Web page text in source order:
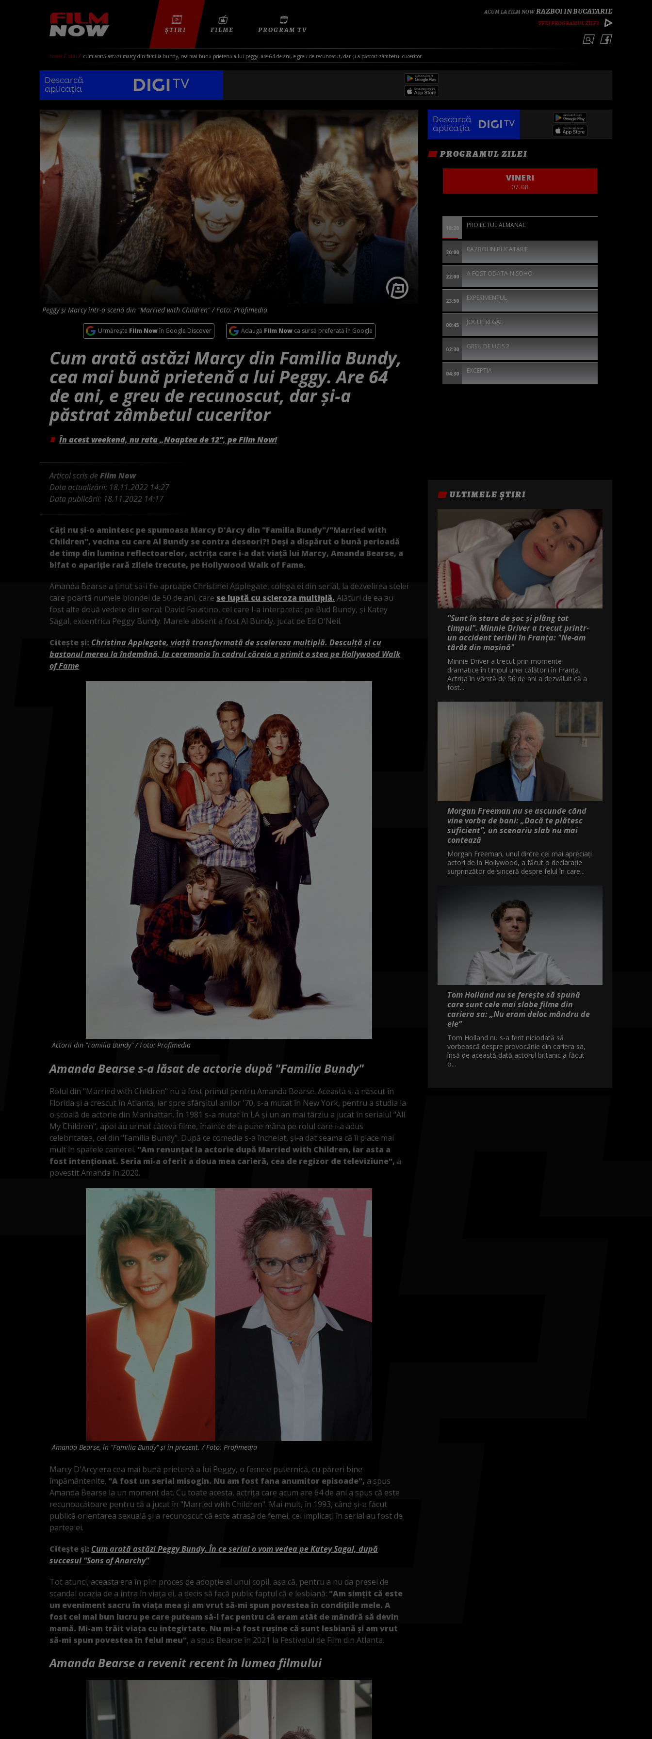
RAZBOI IN BUCATARIE
VEZI PROGRAMUL ZILEI
ȘTIRI FILME PROGRAM TV
home stiri cum arată astăzi marcy din familia bundy, cea mai bună prietenă a lui peggy. are 64 de ani, e greu de recunoscut, dar și-a păstrat zâmbetul cuceritor
Descarcă
aplicația
Peggy și Marcy într-o scenă din "Married with Children" / Foto: Profimedia
Urmărește Film Nowîn Google Discover Adaugă Film Nowca sursă preferată în Google
Cum arată astăzi Marcy din Familia Bundy,
cea mai bună prietenă a lui Peggy. Are 64
de ani, e greu de recunoscut, dar și-a
păstrat zâmbetul cuceritor
În acest weekend, nu rata „Noaptea de 12”, pe Film Now!
Articol scris deFilm Now
Data actualizării: 18.11.2022 14:27
Data publicării: 18.11.2022 14:17
Câți nu și-o amintesc pe spumoasa Marcy D'Arcy din "Familia Bundy"/"Married with
Children", vecina cu care Al Bundy se contra deseori?! Deși a dispărut o bună perioadă
de timp din lumina reflectoarelor, actrița care i-a dat viață lui Marcy, Amanda Bearse, a
bifat o apariție rară zilele trecute, pe Hollywood Walk of Fame.
Amanda Bearse a ținut să-i fie aproape Christinei Applegate, colega ei din serial, la dezvelirea stelei
care poartă numele blondei de 50 de ani, care se luptă cu scleroza multiplă. Alături de ea au
fost alte două vedete din serial: David Faustino, cel care l-a interpretat pe Bud Bundy, și Katey
Sagal, excentrica Peggy Bundy. Marele absent a fost Al Bundy, jucat de Ed O'Neil.
Citește și: Christina Applegate, viață transformată de sceleroza multiplă. Desculță și cu
bastonul mereu la îndemână, la ceremonia în cadrul căreia a primit o stea pe Hollywood Walk
of Fame
Actorii din "Familia Bundy" / Foto: Profimedia
Amanda Bearse s-a lăsat de actorie după "Familia Bundy"
Rolul din "Married with Children" nu a fost primul pentru Amanda Bearse. Aceasta s-a născut în
Florida și a crescut în Atlanta, iar spre sfârșitul anilor '70, s-a mutat în New York, pentru a studia la
o școală de actorie din Manhattan. În 1981 s-a mutat în LA și un an mai târziu a jucat în serialul "All
My Children", apoi au urmat câteva filme, înainte de a pune mâna pe rolul care i-a adus
celebritatea, cel din "Familia Bundy". După ce comedia s-a încheiat, și-a dat seama că îi place mai
mult în spatele camerei. "Am renunțat la actorie după Married with Children, iar asta a
fost intenționat. Seria mi-a oferit a doua mea carieră, cea de regizor de televiziune", a
povestit Amanda în 2020.
Amanda Bearse, în "Familia Bundy" și în prezent. / Foto: Profimedia
Marcy D'Arcy era cea mai bună prietenă a lui Peggy, o femeie puternică, cu păreri bine
împământenite. "A fost un serial misogin. Nu am fost fana anumitor episoade", a spus
Amanda Bearse la un moment dat. Cu toate acesta, actrița care acum are 64 de ani a spus că este
recunoacătoare pentru că a jucat în "Married with Children". Mai mult, în 1993, când și-a făcut
publică orientarea sexuală și a recunoscut că este atrasă de femei, cei implicați în serial au fost de
partea ei.
Citește și: Cum arată astăzi Peggy Bundy. În ce serial o vom vedea pe Katey Sagal, după
succesul “Sons of Anarchy”
Tot atunci, aceasta era în plin proces de adopție al unui copil, așa că, pentru a nu da presei de
scandal ocazia de a intra în viața ei, a decis să facă public faptul că e lesbiană: "Am simțit că este
un eveniment sacru în viața mea și am vrut să-mi spun povestea în condițiile mele. A
fost cel mai bun lucru pe care puteam să-l fac pentru că eram atât de mândră să devin
mamă. Mi-am trăit viața cu integirtate. Nu mi-a fost rușine că sunt lesbiană și am vrut
să-mi spun povestea în felul meu", a spus Bearse în 2021 la Festivalul de Film din Atlanta.
Amanda Bearse a revenit recent în lumea filmului
Descarcă
aplicația
PROGRAMUL ZILEI
VINERI
07.08
18:20 PROIECTUL ALMANAC
20:00 RAZBOI IN BUCATARIE
22:00 A FOST ODATA-N SOHO
23:50 EXPERIMENTUL
00:45 JOCUL REGAL
02:30 GREU DE UCIS 2
04:30 EXCEPTIA
ULTIMELE ȘTIRI
"Sunt în stare de șoc și plâng tot
timpul". Minnie Driver a trecut printr-
un accident teribil în Franța: "Ne-am
târât din mașină"
Minnie Driver a trecut prin momente
dramatice în timpul unei călătorii în Franța.
Actrița în vârstă de 56 de ani a dezvăluit că a
fost...
Morgan Freeman nu se ascunde când
vine vorba de bani: „Dacă te plătesc
suficient”, un scenariu slab nu mai
contează
Morgan Freeman, unul dintre cei mai apreciați
actori de la Hollywood, a făcut o declarație
surprinzător de sinceră despre felul în care...
Tom Holland nu se ferește să spună
care sunt cele mai slabe filme din
cariera sa: „Nu eram deloc mândru de
ele”
Tom Holland nu s-a ferit niciodată să
vorbească despre provocările din cariera sa,
însă de această dată actorul britanic a făcut
o...